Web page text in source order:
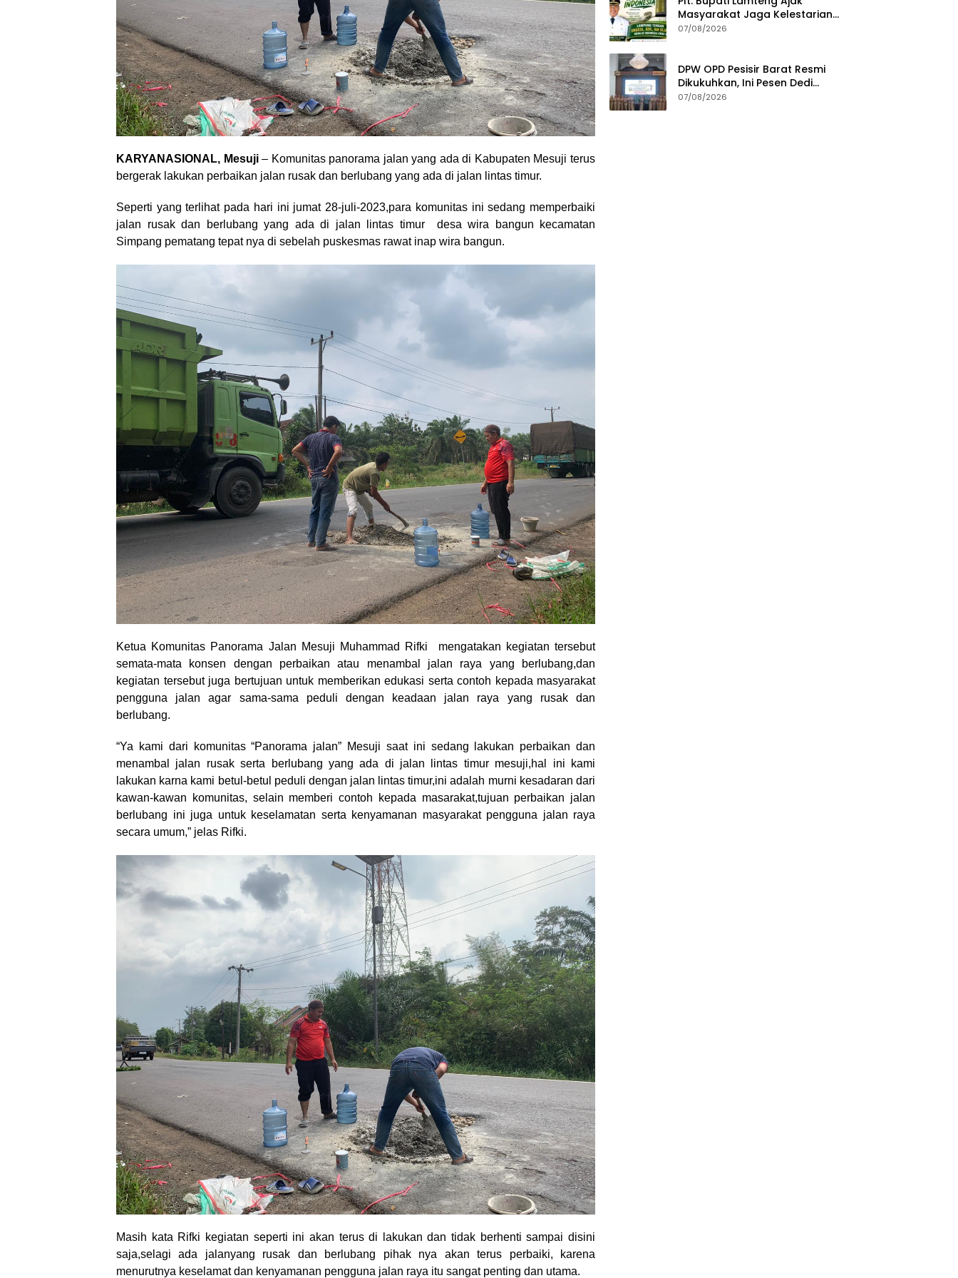
KARYANASIONAL, Mesuji– Komunitas panorama jalan yang ada di Kabupaten Mesuji terus
bergerak lakukan perbaikan jalan rusak dan berlubang yang ada di jalan lintas timur.
Seperti yang terlihat pada hari ini jumat 28-juli-2023,para komunitas ini sedang memperbaiki
jalan rusak dan berlubang yang ada di jalan lintas timur desa wira bangun kecamatan
Simpang pematang tepat nya di sebelah puskesmas rawat inap wira bangun.
Ketua Komunitas Panorama Jalan Mesuji Muhammad Rifki mengatakan kegiatan tersebut
semata-mata konsen dengan perbaikan atau menambal jalan raya yang berlubang,dan
kegiatan tersebut juga bertujuan untuk memberikan edukasi serta contoh kepada masyarakat
pengguna jalan agar sama-sama peduli dengan keadaan jalan raya yang rusak dan
berlubang.
“Ya kami dari komunitas “Panorama jalan” Mesuji saat ini sedang lakukan perbaikan dan
menambal jalan rusak serta berlubang yang ada di jalan lintas timur mesuji,hal ini kami
lakukan karna kami betul-betul peduli dengan jalan lintas timur,ini adalah murni kesadaran dari
kawan-kawan komunitas, selain memberi contoh kepada masarakat,tujuan perbaikan jalan
berlubang ini juga untuk keselamatan serta kenyamanan masyarakat pengguna jalan raya
secara umum,” jelas Rifki.
Masih kata Rifki kegiatan seperti ini akan terus di lakukan dan tidak berhenti sampai disini
saja,selagi ada jalanyang rusak dan berlubang pihak nya akan terus perbaiki, karena
menurutnya keselamat dan kenyamanan pengguna jalan raya itu sangat penting dan utama.
Masyarakat Jaga Kelestarian
Alam pada Peringatan Hari
07/08/2026
DPW OPD Pesisir Barat Resmi
Dikukuhkan, Ini Pesen Dedi
Irawan
07/08/2026